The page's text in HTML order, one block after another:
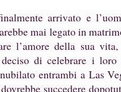
arrivato e
mai legato in
l’amore della sua
di celebrare i
entrambi a Las
succedere